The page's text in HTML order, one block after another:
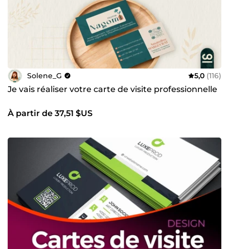
Solene_G 5,0 (116)
Je vais réaliser votre carte de visite professionnelle
À partir de 37,51 $US